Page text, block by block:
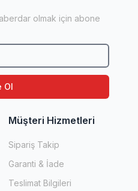
olmak için abone
Ol
Müşteri Hizmetleri
Sipariş Takip
Garanti & İade
Teslimat Bilgileri